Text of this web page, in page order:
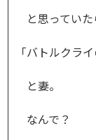
と思っていた
「バトルクラ
と妻。
なんで？